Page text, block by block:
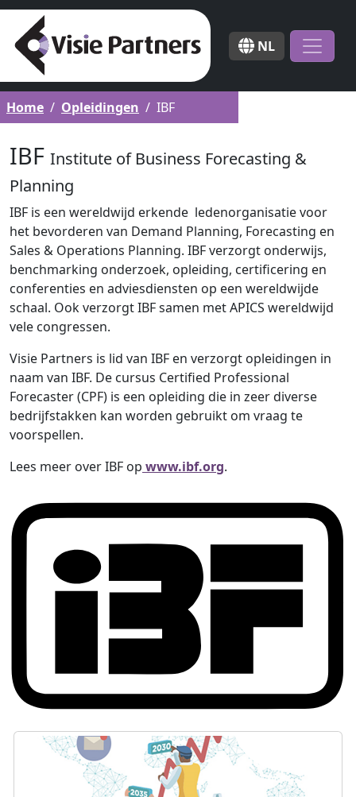
NL
Home Opleidingen IBF
IBF Institute of Business Forecasting &
Planning
IBF is een wereldwijd erkende ledenorganisatie voor
het bevorderen van Demand Planning, Forecasting en
Sales & Operations Planning. IBF verzorgt onderwijs,
benchmarking onderzoek, opleiding, certificering en
conferenties en adviesdiensten op een wereldwijde
schaal. Ook verzorgt IBF samen met APICS wereldwijd
vele congressen.
Visie Partners is lid van IBF en verzorgt opleidingen in
naam van IBF. De cursus Certified Professional
Forecaster (CPF) is een opleiding die in zeer diverse
bedrijfstakken kan worden gebruikt om vraag te
voorspellen.
Lees meer over IBF op www.ibf.org.